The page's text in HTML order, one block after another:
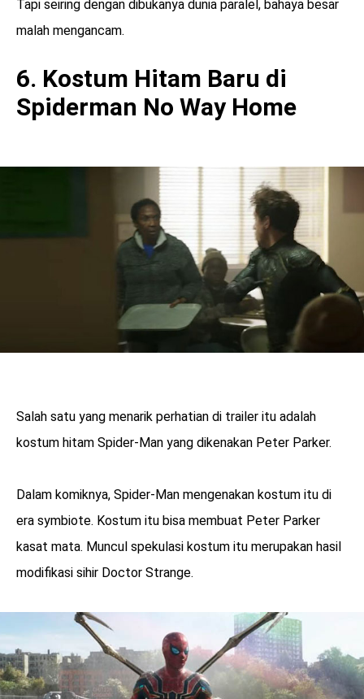
Tapi seiring dengan dibukanya dunia paralel, bahaya besar
malah mengancam.
6. Kostum Hitam Baru di
Spiderman No Way Home
Salah satu yang menarik perhatian di trailer itu adalah
kostum hitam Spider-Man yang dikenakan Peter Parker.
Dalam komiknya, Spider-Man mengenakan kostum itu di
era symbiote. Kostum itu bisa membuat Peter Parker
kasat mata. Muncul spekulasi kostum itu merupakan hasil
modifikasi sihir Doctor Strange.